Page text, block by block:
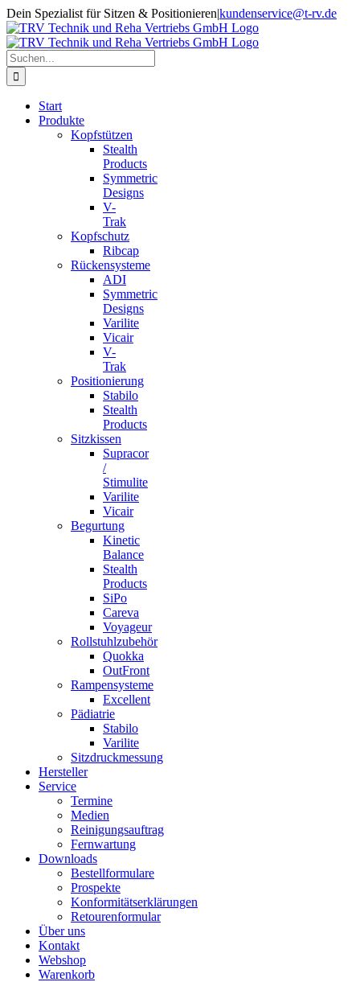
Zum
Inhalt
springen
Dein Spezialist für Sitzen & Positionieren|kundenservice@t-rv.de
Suche
nach:
Start
Produkte
Kopfstützen
Stealth
Products
Symmetric
Designs
V-
Trak
Kopfschutz
Ribcap
Rückensysteme
ADI
Symmetric
Designs
Varilite
Vicair
V-
Trak
Positionierung
Stabilo
Stealth
Products
Sitzkissen
Supracor
/
Stimulite
Varilite
Vicair
Begurtung
Kinetic
Balance
Stealth
Products
SiPo
Careva
Voyageur
Rollstuhlzubehör
Quokka
OutFront
Rampensysteme
Excellent
Pädiatrie
Stabilo
Varilite
Sitzdruckmessung
Hersteller
Service
Termine
Medien
Reinigungsauftrag
Fernwartung
Downloads
Bestellformulare
Prospekte
Konformitätserklärungen
Retourenformular
Über uns
Kontakt
Webshop
Warenkorb